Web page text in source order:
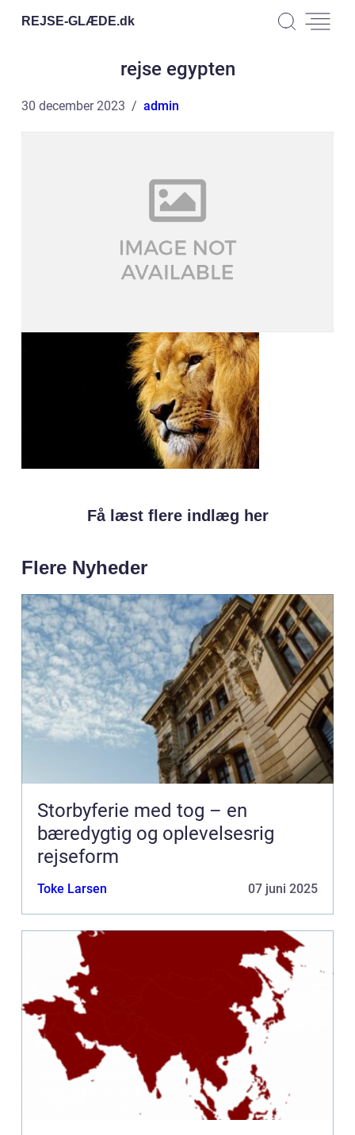
REJSE-GLÆDE.dk
rejse egypten
30 december 2023 admin
Få læst flere indlæg her
Flere Nyheder
Storbyferie med tog – en
bæredygtig og oplevelsesrig
rejseform
Toke Larsen 07 juni 2025